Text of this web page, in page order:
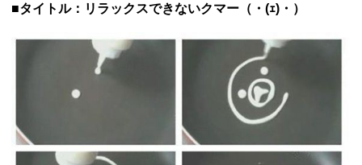
■タイトル：リラックスできないクマー（・(ｪ)・）